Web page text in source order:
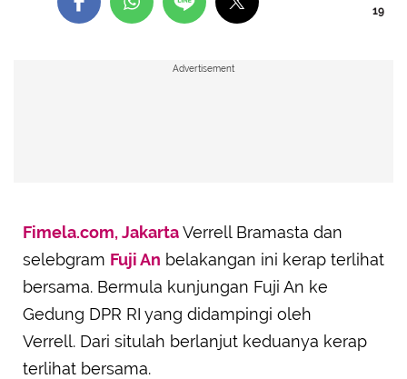
19
Advertisement
Fimela.com, JakartaVerrell Bramasta dan
selebgram Fuji An belakangan ini kerap terlihat
bersama. Bermula kunjungan Fuji An ke
Gedung DPR RI yang didampingi oleh
Verrell. Dari situlah berlanjut keduanya kerap
terlihat bersama.